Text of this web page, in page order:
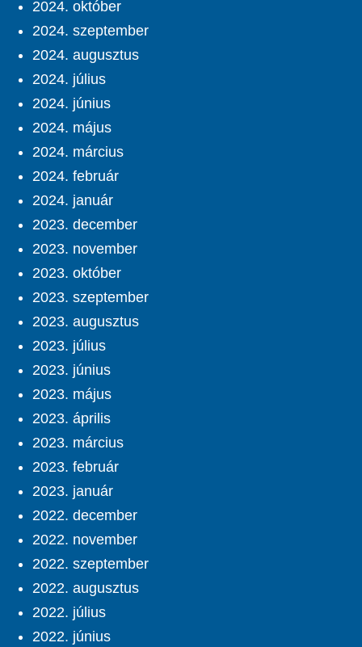
2024. október
2024. szeptember
2024. augusztus
2024. július
2024. június
2024. május
2024. március
2024. február
2024. január
2023. december
2023. november
2023. október
2023. szeptember
2023. augusztus
2023. július
2023. június
2023. május
2023. április
2023. március
2023. február
2023. január
2022. december
2022. november
2022. szeptember
2022. augusztus
2022. július
2022. június